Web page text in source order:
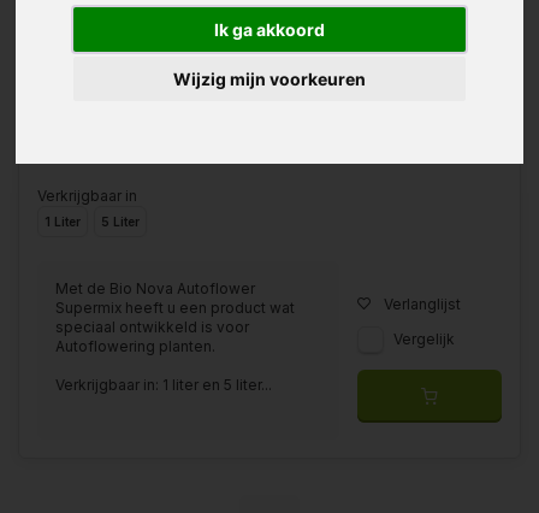
Ik ga akkoord
Wijzig mijn voorkeuren
€17,49
Verkrijgbaar in
1 Liter 5 Liter
Met de Bio Nova Autoflower
Supermix heeft u een product wat
speciaal ontwikkeld is voor
Autoflowering planten.
Verkrijgbaar in: 1 liter en 5 liter...
Verlanglijst
Vergelijk